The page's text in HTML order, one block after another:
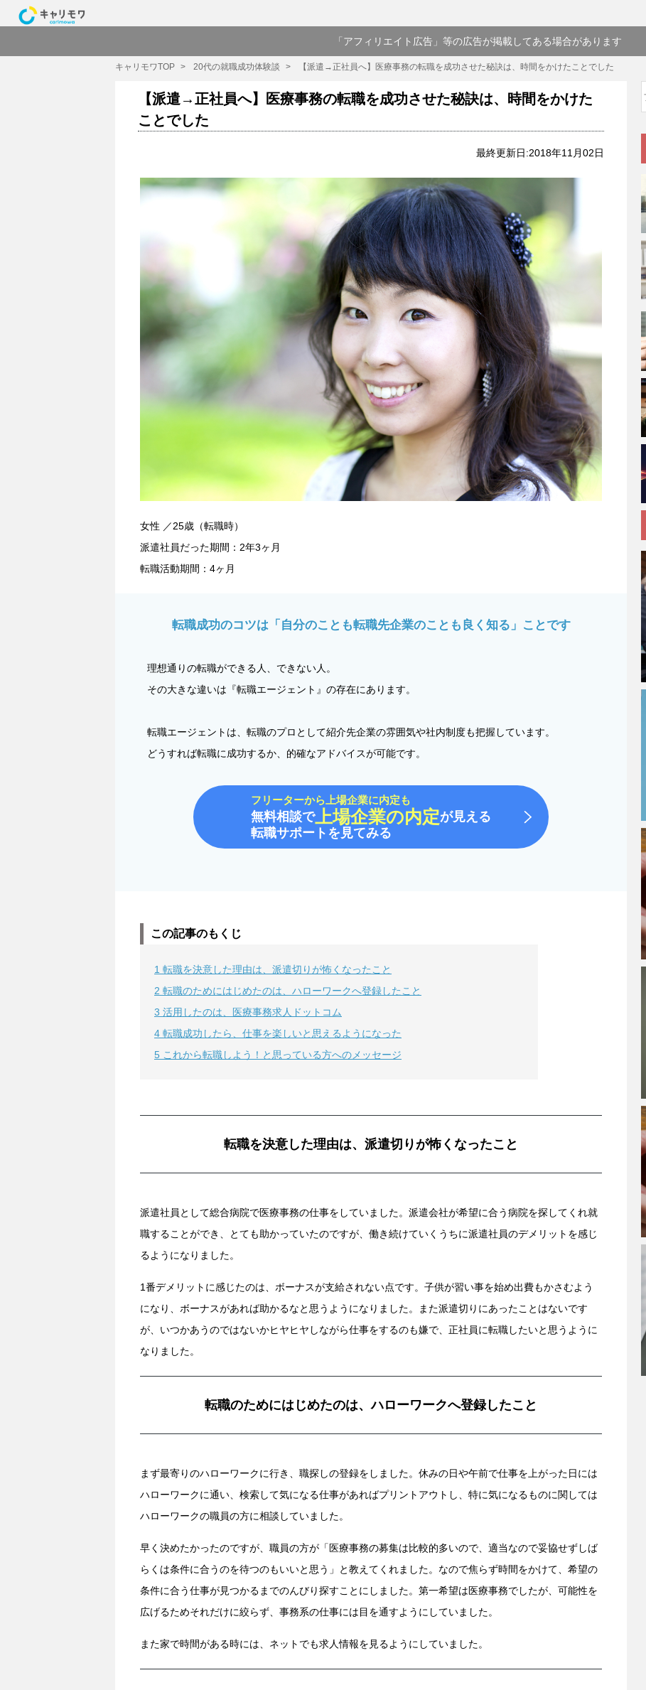
「アフィリエイト広告」等の広告が掲載してある場合があります
キャリモワTOP 20代の就職成功体験談 【派遣→正社員へ】医療事務の転職を成功させた秘訣は、時間をかけたことでした
【派遣→正社員へ】医療事務の転職を成功させた秘訣は、時間をかけた
ことでした
最終更新日:2018年11月02日
女性 ／25歳（転職時）
派遣社員だった期間：2年3ヶ月
転職活動期間：4ヶ月
転職成功のコツは「自分のことも転職先企業のことも良く知る」ことです
理想通りの転職ができる人、できない人。
その大きな違いは『転職エージェント』の存在にあります。
転職エージェントは、転職のプロとして紹介先企業の雰囲気や社内制度も把握しています。
どうすれば転職に成功するか、的確なアドバイスが可能です。
フリーターから上場企業に内定も
無料相談で上場企業の内定が見える
転職サポートを見てみる
この記事のもくじ
1 転職を決意した理由は、派遣切りが怖くなったこと
2 転職のためにはじめたのは、ハローワークへ登録したこと
3 活用したのは、医療事務求人ドットコム
4 転職成功したら、仕事を楽しいと思えるようになった
5 これから転職しよう！と思っている方へのメッセージ
転職を決意した理由は、派遣切りが怖くなったこと
派遣社員として総合病院で医療事務の仕事をしていました。派遣会社が希望に合う病院を探してくれ就
職することができ、とても助かっていたのですが、働き続けていくうちに派遣社員のデメリットを感じ
るようになりました。
1番デメリットに感じたのは、ボーナスが支給されない点です。子供が習い事を始め出費もかさむよう
になり、ボーナスがあれば助かるなと思うようになりました。また派遣切りにあったことはないです
が、いつかあうのではないかヒヤヒヤしながら仕事をするのも嫌で、正社員に転職したいと思うように
なりました。
転職のためにはじめたのは、ハローワークへ登録したこと
まず最寄りのハローワークに行き、職探しの登録をしました。休みの日や午前で仕事を上がった日には
ハローワークに通い、検索して気になる仕事があればプリントアウトし、特に気になるものに関しては
ハローワークの職員の方に相談していました。
早く決めたかったのですが、職員の方が「医療事務の募集は比較的多いので、適当なので妥協せずしば
らくは条件に合うのを待つのもいいと思う」と教えてくれました。なので焦らず時間をかけて、希望の
条件に合う仕事が見つかるまでのんびり探すことにしました。第一希望は医療事務でしたが、可能性を
広げるためそれだけに絞らず、事務系の仕事には目を通すようにしていました。
また家で時間がある時には、ネットでも求人情報を見るようにしていました。